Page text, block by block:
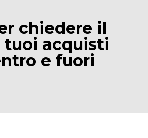
chiedere il
tuoi acquisti
e fuori